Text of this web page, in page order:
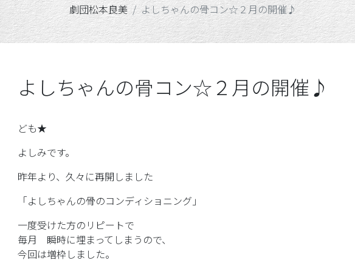
劇団松本良美 よしちゃんの骨コン☆２月の開催♪
よしちゃんの骨コン☆２月の開催♪
ども★
よしみです。
昨年より、久々に再開しました
「よしちゃんの骨のコンディショニング」
一度受けた方のリピートで
毎月 瞬時に埋まってしまうので、
今回は増枠しました。